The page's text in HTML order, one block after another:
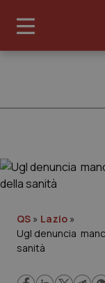
Governo e
Regioni e Asl
QS » Lazio »
Ugl denuncia
sanità